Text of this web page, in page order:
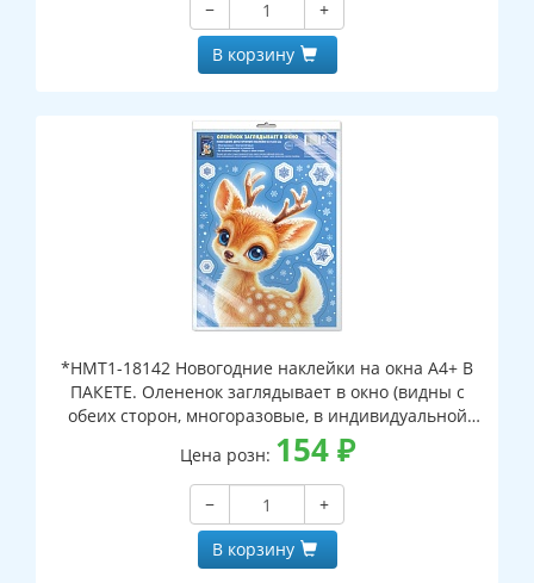
−
+
В корзину
*НМТ1-18142 Новогодние наклейки на окна А4+ В
ПАКЕТЕ. Олененок заглядывает в окно (видны с
обеих сторон, многоразовые, в индивидуальной
упаковке, с европодвесом и клеевым клапаном)
Цена розн: 154₽
−
+
В корзину